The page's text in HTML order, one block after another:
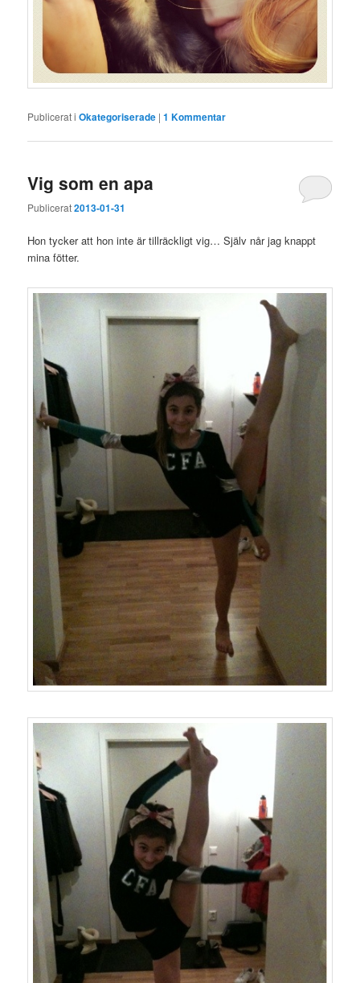
Publicerat i Okategoriserade |1 Kommentar
Vig som en apa
Publicerat2013-01-31
Hon tycker att hon inte är tillräckligt vig… Själv når jag knappt
mina fötter.